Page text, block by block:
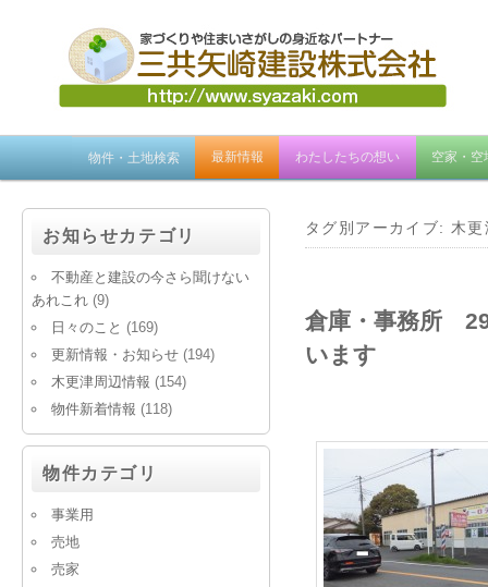
物件・土地検索 最新情報 わたしたちの想い 空家・空
タグ別アーカイブ: 木
倉庫・事務所
います
お知らせカテゴリ
不動産と建設の今さら聞けない
あれこれ (9)
日々のこと (169)
更新情報・お知らせ (194)
木更津周辺情報 (154)
物件新着情報 (118)
物件カテゴリ
事業用
売地
売家